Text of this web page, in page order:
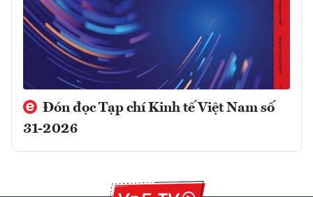
Đón đọc Tạp chí Kinh tế Việt Nam số
31-2026